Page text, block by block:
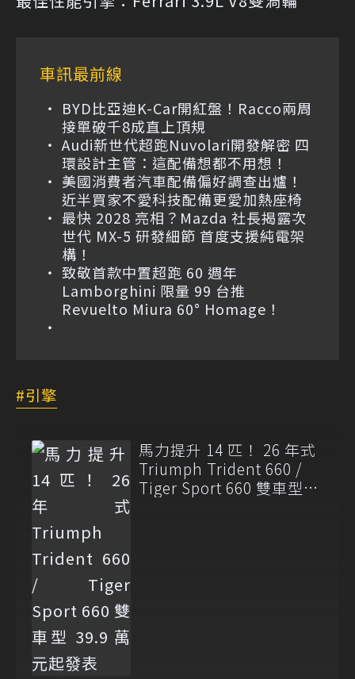
車訊最前線
BYD比亞迪K-Car開紅盤！Racco兩周
接單破千8成直上頂規
Audi新世代超跑Nuvolari開發解密 四
環設計主管：這配備想都不用想！
美國消費者汽車配備偏好調查出爐！
近半買家不愛科技配備更愛加熱座椅
最快 2028 亮相？Mazda 社長揭露次
世代 MX-5 研發細節 首度支援純電架
構！
致敬首款中置超跑 60 週年
Lamborghini 限量 99 台推
Revuelto Miura 60° Homage！
引擎
馬力提升 14 匹！ 26 年式
Triumph Trident 660 /
Tiger Sport 660 雙車型